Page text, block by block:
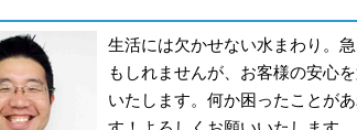
生活には欠かせない水まわり。
もしれませんが、お客様の安心
いたします。何か困ったことが